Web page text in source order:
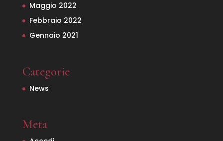
Maggio 2022
Febbraio 2022
Gennaio 2021
Categorie
News
Meta